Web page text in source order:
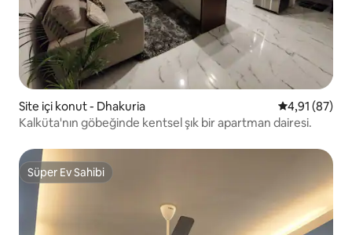
Site içi konut - Dhakuria 5 üzerinden
4,91 (87)
Kalküta'nın göbeğinde kentsel şık bir apartman dairesi.
Süper Ev Sahibi
Süper Ev Sahibi